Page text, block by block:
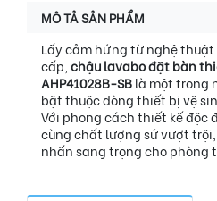
MÔ TẢ SẢN PHẨM
Lấy cảm hứng từ nghệ
cấp, chậu lavabo đặt bàn
AHP41028B-SBlà một trong
bật thuộc dòng thiết bị vệ
Với phong cách thiết kế độc
cùng chất lượng sứ vượt
nhấn sang trọng cho phòng